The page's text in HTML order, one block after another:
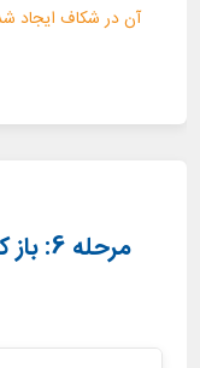
آن در شکاف ایجاد